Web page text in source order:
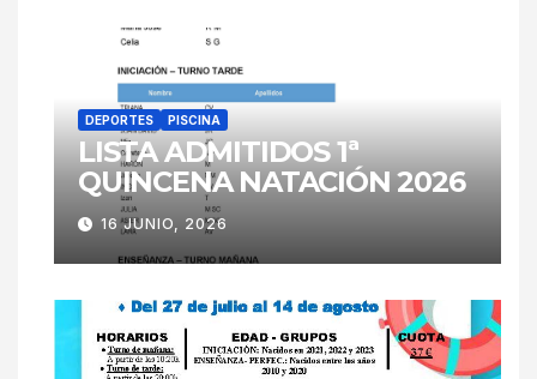
DEPORTES PISCINA
LISTA ADMITIDOS 1ª
QUINCENA NATACIÓN 2026
16 JUNIO, 2026